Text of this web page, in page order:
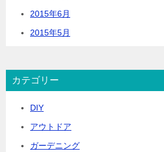
2015年6月
2015年5月
カテゴリー
DIY
アウトドア
ガーデニング